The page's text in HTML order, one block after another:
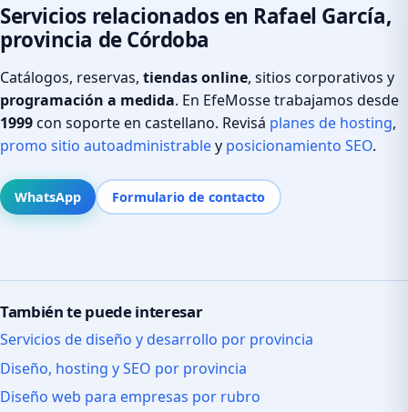
Servicios relacionados en Rafael García,
provincia de Córdoba
Catálogos, reservas, tiendas online, sitios corporativos y
programación a medida. En EfeMosse trabajamos desde
1999con soporte en castellano. Revisá planes de hosting,
promo sitio autoadministrabley posicionamiento SEO.
WhatsApp Formulario de contacto
También te puede interesar
Servicios de diseño y desarrollo por provincia
Diseño, hosting y SEO por provincia
Diseño web para empresas por rubro